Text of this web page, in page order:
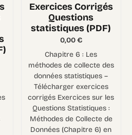
Exercices Corrigés
Questions
statistiques (PDF)
0,00€
Chapitre 6 : Les
méthodes de collecte des
données statistiques –
Télécharger exercices
corrigés Exercices sur les
Questions Statistiques :
Méthodes de Collecte de
Données (Chapitre 6) en